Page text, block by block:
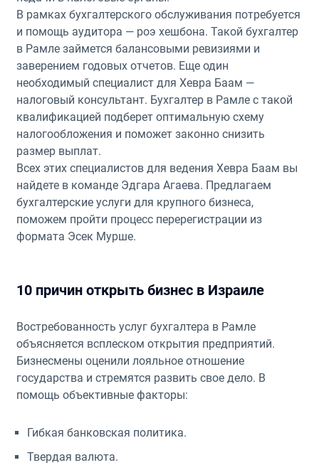
В рамках бухгалтерского обслуживания потребуется
и помощь аудитора — роэ хешбона. Такой бухгалтер
в Рамле займется балансовыми ревизиями и
заверением годовых отчетов. Еще один
необходимый специалист для Хевра Баам —
налоговый консультант. Бухгалтер в Рамле с такой
квалификацией подберет оптимальную схему
налогообложения и поможет законно снизить
размер выплат.
Всех этих специалистов для ведения Хевра Баам вы
найдете в команде Эдгара Агаева. Предлагаем
бухгалтерские услуги для крупного бизнеса,
поможем пройти процесс перерегистрации из
формата Эсек Мурше.
10 причин открыть бизнес в Израиле
Востребованность услуг бухгалтера в Рамле
объясняется всплеском открытия предприятий.
Бизнесмены оценили лояльное отношение
государства и стремятся развить свое дело. В
помощь объективные факторы:
Гибкая банковская политика.
Твердая валюта.